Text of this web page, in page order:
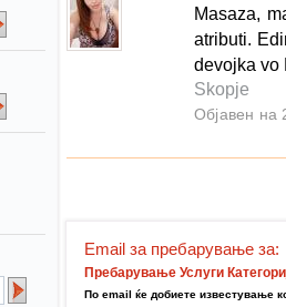
Masaza,
atributi.
devojka vo
Skopje
Објавен на
Email за пребарување за:
Пребарување Услуги
По email ќе добиете известување